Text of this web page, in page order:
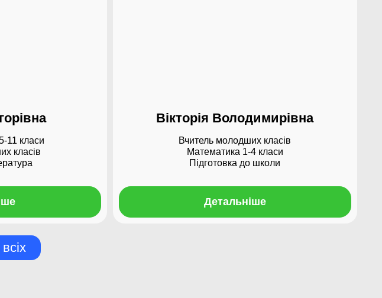
11 класи
класів
Вікторія Володимирівна
Вчитель молодших класів
Математика 1-4 класи
Підготовка до школи
Детальніше